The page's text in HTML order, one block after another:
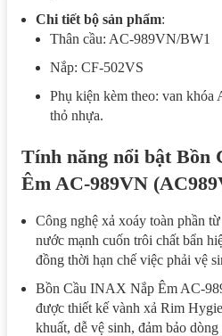
Chi tiết bộ sản phẩm:
Thân cầu: AC-989VN/BW1
Nắp: CF-502VS
Phụ kiện kèm theo: van khóa
thỏ nhựa.
Tính năng nổi bật Bồn
Êm AC-989VN
Công nghệ xả xoáy toàn phần
nước mạnh cuốn trôi chất bẩn
đồng thời hạn chế việc phải vệ
Bồn Cầu INAX Nắp Êm AC-
được thiết kế vành xả Rim
khuất, dễ vệ sinh, đảm bảo